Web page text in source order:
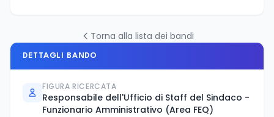
Torna alla lista dei bandi
DETTAGLI BANDO
FIGURA RICERCATA
Responsabile dell'Ufficio di Staff del Sindaco -
Funzionario Amministrativo (Area FEQ)